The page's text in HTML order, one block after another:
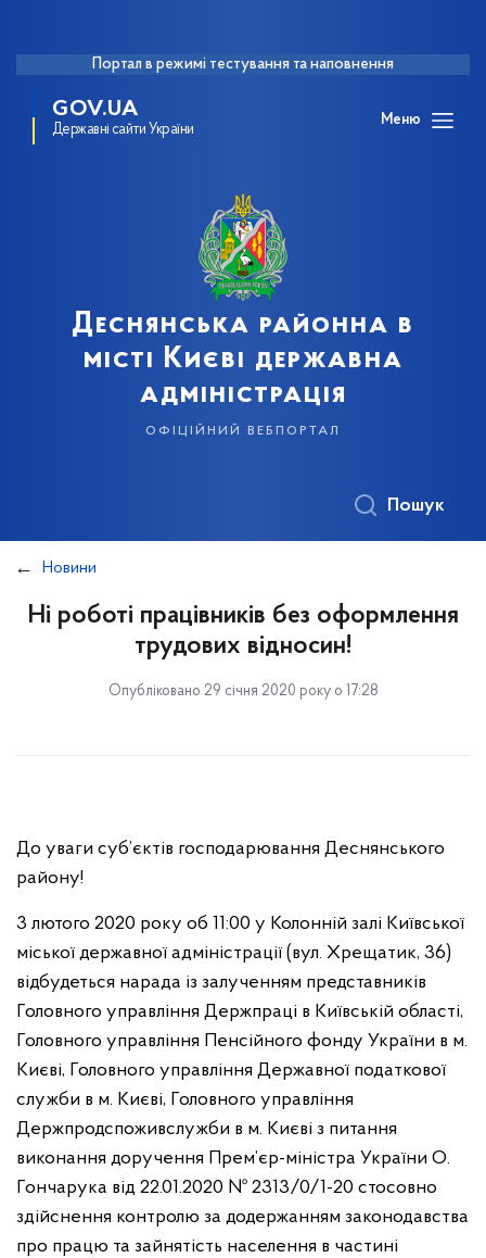
Портал в режимі тестування та наповнення
GOV.UA
Державні сайти України
Меню
Деснянська районна в
місті Києві державна
адміністрація
офіційний вебпортал
Пошук
Новини
Ні роботі працівників без оформлення
трудових відносин!
Опубліковано 29 січня 2020 року о 17:28
До уваги суб’єктів господарювання Деснянського
району!
3 лютого 2020 року об 11:00 у Колонній залі Київської
міської державної адміністрації (вул. Хрещатик, 36)
відбудеться нарада із залученням представників
Головного управління Держпраці в Київській області,
Головного управління Пенсійного фонду України в м.
Києві, Головного управління Державної податкової
служби в м. Києві, Головного управління
Держпродспоживслужби в м. Києві з питання
виконання доручення Прем’єр-міністра України О.
Гончарука від 22.01.2020 № 2313/0/1-20 стосовно
здійснення контролю за додержанням законодавства
про працю та зайнятість населення в частині